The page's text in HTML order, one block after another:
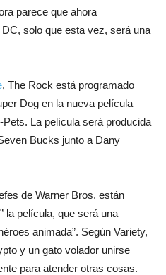
parece que ahora
solo que esta vez, será una
, The Rock está programado
Dog en la nueva película
La película será producida
Bucks junto a Dany
de Warner Bros. están
la película, que será una
animada”. Según Variety,
y un gato volador unirse
para atender otras cosas.